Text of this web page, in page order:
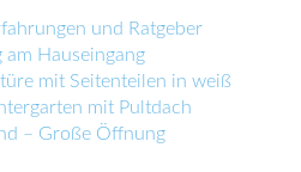
und Ratgeber
Hauseingang
mit Seitenteilen in weiß
mit Pultdach
– Große Öffnung